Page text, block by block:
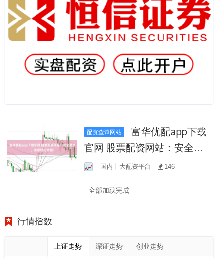
配资查询网站
富华优配app下载
官网 股票配资网站：安全高
效，助您轻松炒股！
国内十大配资平台 146
全部加载完成
行情指数
上证走势 深证走势 创业走势